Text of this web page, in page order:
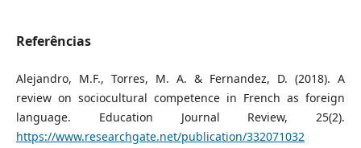
Referências
Alejandro, M.F., Torres, M. A. & Fernandez, D. (2018). A
review on sociocultural competence in French as foreign
language. Education Journal Review, 25(2).
https://www.researchgate.net/publication/332071032